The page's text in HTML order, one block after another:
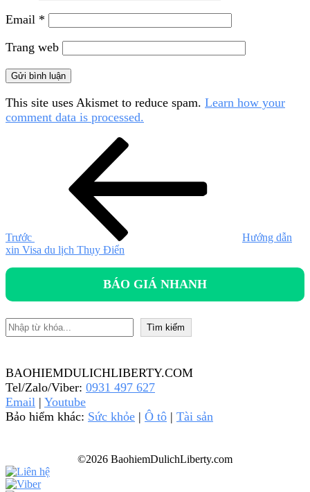
Email *
Trang web
This site uses Akismet to reduce spam. Learn how your
comment data is processed.
Trước
Hướng dẫn
xin Visa du lịch Thụy Điển
BÁO GIÁ NHANH
Tìm kiếm Tìm kiếm
BAOHIEMDULICHLIBERTY.COM
Tel/Zalo/Viber: 0931 497 627
Email | Youtube
Bảo hiểm khác: Sức khỏe | Ô tô | Tài sản
©2026 BaohiemDulichLiberty.com